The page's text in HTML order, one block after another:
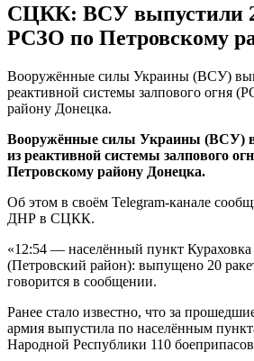
СЦКК: ВСУ выпустили
РСЗО по Петровскому
Вооружённые силы Украины (ВСУ)
реактивной системы залпового огня
району Донецка.
Вооружённые силы Украины (ВСУ)
из реактивной системы залпового
Петровскому району Донецка.
Об этом в своём Telegram-канале
ДНР в СЦКК.
«12:54 — населённый пункт
(Петровский район): выпущено 20
говорится в сообщении.
Ранее стало известно, что за
армия выпустила по населённым
Народной Республики 110